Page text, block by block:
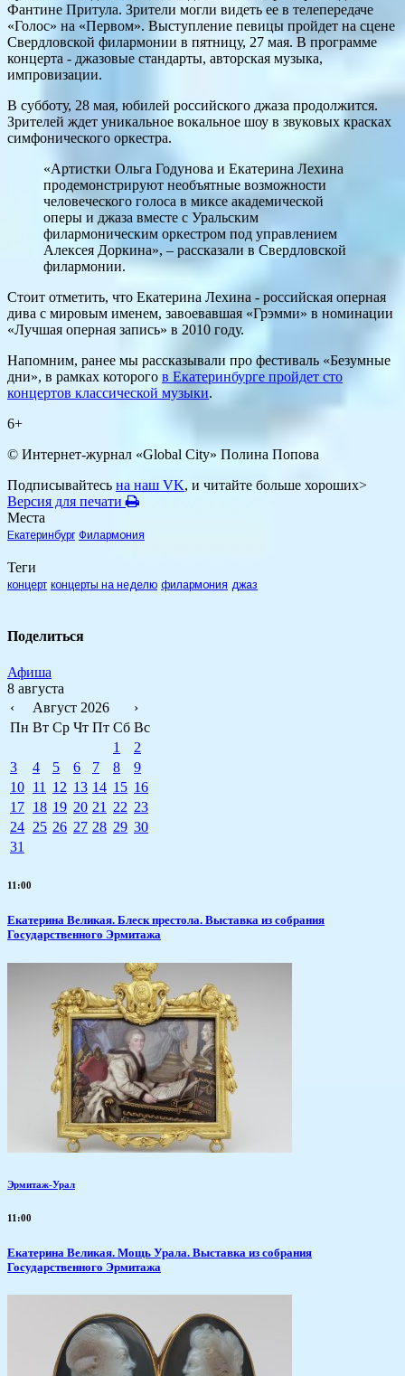
Фантине Притула. Зрители могли видеть ее в телепередаче
«Голос» на «Первом». Выступление певицы пройдет на сцене
Свердловской филармонии в пятницу, 27 мая. В программе
концерта - джазовые стандарты, авторская музыка,
импровизации.
В субботу, 28 мая, юбилей российского джаза продолжится.
Зрителей ждет уникальное вокальное шоу в звуковых красках
симфонического оркестра.
«Артистки Ольга Годунова и Екатерина Лехина
продемонстрируют необъятные возможности
человеческого голоса в миксе академической
оперы и джаза вместе с Уральским
филармоническим оркестром под управлением
Алексея Доркина», – рассказали в Свердловской
филармонии.
Стоит отметить, что Екатерина Лехина - российская оперная
дива с мировым именем, завоевавшая «Грэмми» в номинации
«Лучшая оперная запись» в 2010 году.
Напомним, ранее мы рассказывали про фестиваль «Безумные
дни», в рамках которого в Екатеринбурге пройдет сто
концертов классической музыки.
6+
© Интернет-журнал «Global City» Полина Попова
Подписывайтесь на наш VK, и читайте больше хороших>
Версия для печати
Места
Екатеринбург Филармония
Теги
концерт концерты на неделю филармония джаз
Поделиться
Афиша
8 августа
‹
Август 2026
›
Пн Вт Ср Чт Пт Сб Вс
1
2
3
4 5 6 7 8
9
10 11 12 13 14 15 16
17 18 19 20 21 22 23
24 25 26 27 28 29 30
31
11:00
Екатерина Великая. Блеск престола. Выставка из собрания
Государственного Эрмитажа
Эрмитаж-Урал
11:00
​Екатерина Великая. Мощь Урала. Выставка из собрания
Государственного Эрмитажа